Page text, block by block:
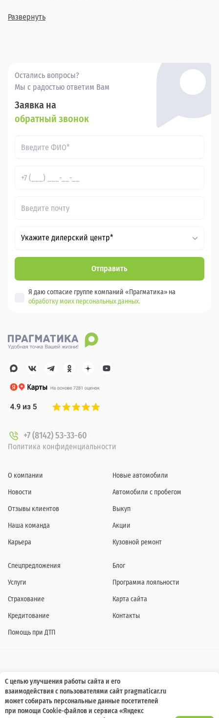
возможность подобрать автомобиль, идеально
соответствующий вашим требованиям. Обратившись в
Развернуть
Остались вопросы?
Мы с радостью ответим Вам
Заявка на
обратный звонок
Укажите дилерский центр*
Отправить
Я даю согласие группе компаний «Прагматика» на
обработку моих персональных данных.
+7 (8142) 53-33-60
Политика конфиденциальности
О компании
Новости
Отзывы клиентов
Наша команда
Карьера
Новые автомобили
Автомобили с пробегом
Выкуп
Акции
Кузовной ремонт
Спецпредложения
Услуги
Страхование
Кредитование
Помощь при ДТП
Блог
Программа лояльности
Карта сайта
Контакты
Информация о технических характеристиках, составе комплектаций, цветовой
гамме и стоимости автомобилей, а также действующих акциях, сроках и условиях
их проведения, указанных на сайте www.pragmaticar.ru, носит информационный
характер и ни при каких условиях не является публичной офертой,
определяемой положениями пунктом 2 статьи 437 Гражданского кодекса
Российской Федерации. Для получения подробной информации обращайтесь к
С целью улучшения работы сайта и его
взаимодействия с пользователями сайт pragmaticar.ru
может собирать персональные данные посетителей
при помощи Cookie-файлов и сервиса «Яндекс